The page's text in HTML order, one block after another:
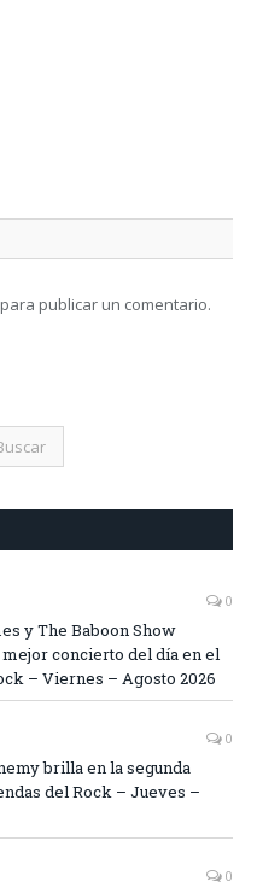
para publicar un comentario.
0
y The Baboon Show
concierto del día en el
– Viernes – Agosto 2026
0
brilla en la segunda
del Rock – Jueves –
0